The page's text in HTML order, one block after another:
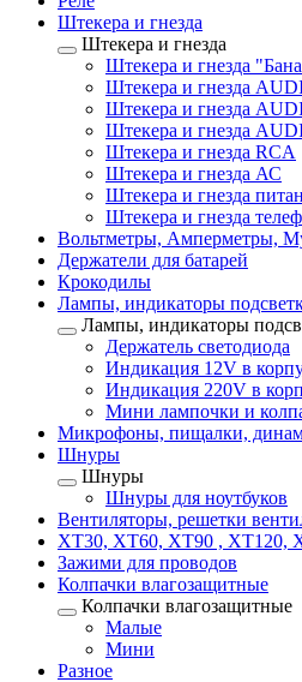
Штекера и гнезда
Штекера и гнезда
Штекера и гнезда
Штекера и гнезда
Штекера и гнезда
Штекера и гнезда
Штекера и гнезда RCA
Штекера и гнезда АС
Штекера и гнезда
Штекера и гнезда
Вольтметры, Амперметры,
Держатели для батарей
Крокодилы
Лампы, индикаторы
Лампы, индикаторы
Держатель светодиода
Индикация 12V в
Индикация 220V в
Мини лампочки и
Микрофоны, пищалки,
Шнуры
Шнуры
Шнуры для ноутбуков
Вентиляторы, решетки
XT30, XT60, XT90 , XT120,
Зажими для проводов
Колпачки влагозащитные
Колпачки влагозащитные
Малые
Мини
Разное